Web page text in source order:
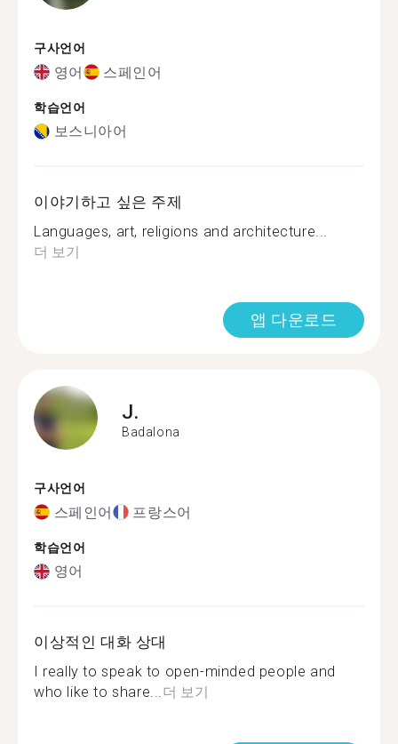
구사언어
영어 스페인어
학습언어
보스니아어
이야기하고 싶은 주제
Languages, art, religions and architecture...
더 보기
앱 다운로드
J.
Badalona
구사언어
스페인어 프랑스어
학습언어
영어
이상적인 대화 상대
I really to speak to open-minded people and
who like to share...더 보기